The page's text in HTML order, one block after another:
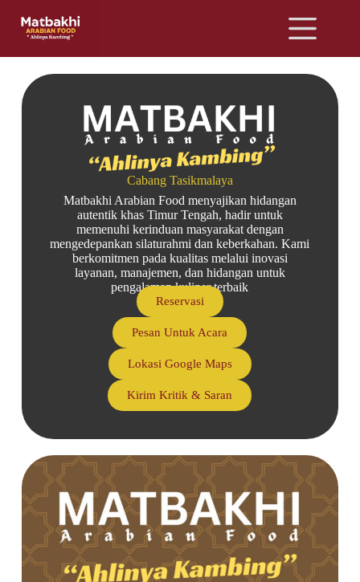
Cabang Tasikmalaya
Matbakhi Arabian Food menyajikan hidangan
autentik khas Timur Tengah, hadir untuk
memenuhi kerinduan masyarakat dengan
mengedepankan silaturahmi dan keberkahan. Kami
berkomitmen pada kualitas melalui inovasi
layanan, manajemen, dan hidangan untuk
pengalaman kuliner terbaik
Reservasi
Pesan Untuk Acara
Lokasi Google Maps
Kirim Kritik & Saran